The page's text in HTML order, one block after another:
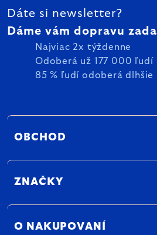
Dáte si newsletter?
Dáme vám dopravu
Najviac 2x týždenne
Odoberá už 177 000 ľudí
85 % ľudí odoberá dlhšie
OBCHOD
ZNAČKY
O NAKUPOVANÍ